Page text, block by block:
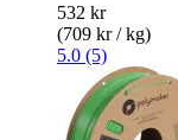
532 kr
(709 kr / kg)
5.0 (5)